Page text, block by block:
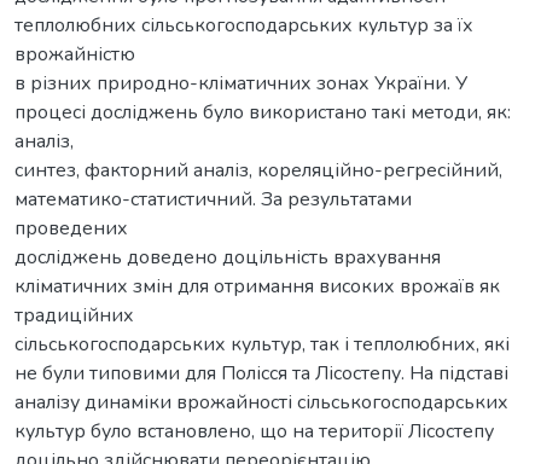
теплолюбних сільськогосподарських культур за їх
врожайністю
в різних природно-кліматичних зонах України. У
процесі досліджень було використано такі методи, як:
аналіз,
синтез, факторний аналіз, кореляційно-регресійний,
математико-статистичний. За результатами
проведених
досліджень доведено доцільність врахування
кліматичних змін для отримання високих врожаїв як
традиційних
сільськогосподарських культур, так і теплолюбних, які
не були типовими для Полісся та Лісостепу. На підставі
аналізу динаміки врожайності сільськогосподарських
культур було встановлено, що на території Лісостепу